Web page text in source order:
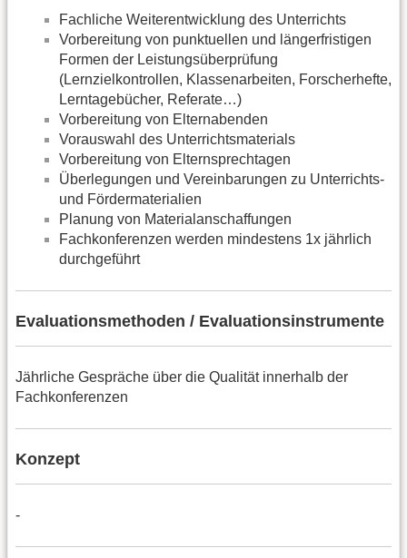
Fachliche Weiterentwicklung des Unterrichts
Vorbereitung von punktuellen und längerfristigen
Formen der Leistungsüberprüfung
(Lernzielkontrollen, Klassenarbeiten, Forscherhefte,
Lerntagebücher, Referate…)
Vorbereitung von Elternabenden
Vorauswahl des Unterrichtsmaterials
Vorbereitung von Elternsprechtagen
Überlegungen und Vereinbarungen zu Unterrichts-
und Fördermaterialien
Planung von Materialanschaffungen
Fachkonferenzen werden mindestens 1x jährlich
durchgeführt
Evaluationsmethoden / Evaluationsinstrumente
Jährliche Gespräche über die Qualität innerhalb der
Fachkonferenzen
Konzept
-